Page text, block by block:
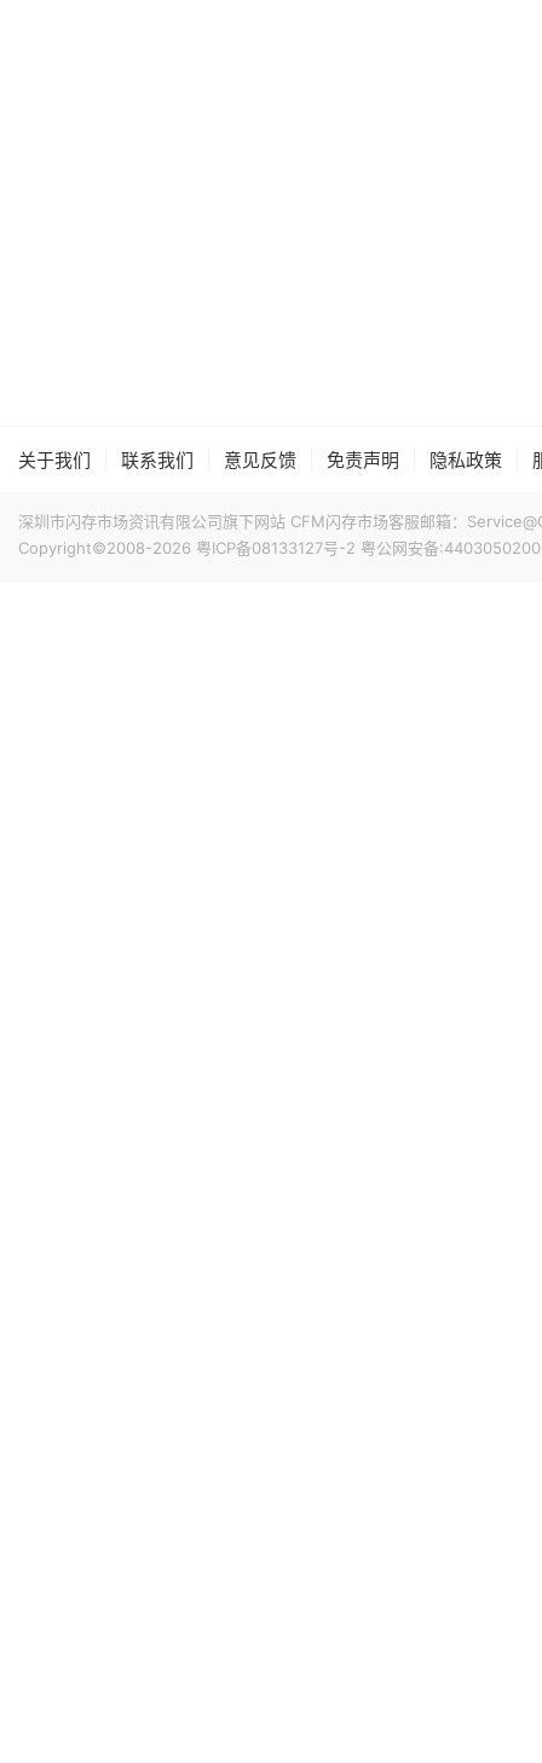
关于我们 联系我们 意见反馈 免责声明 隐私政策
深圳市闪存市场资讯有限公司旗下网站 CFM闪存市场客服邮箱：
Copyright©2008-2026 粤ICP备08133127号-2 粤公网安备